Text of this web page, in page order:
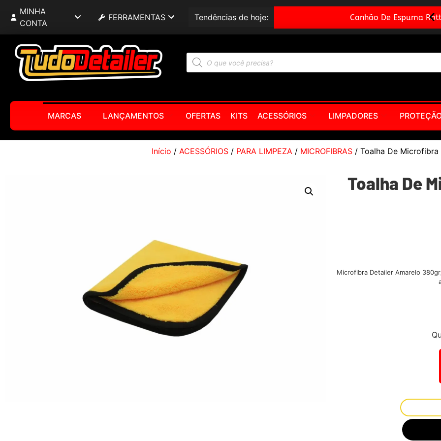
MINHA
CONTA
FERRAMENTAS Tendências de hoje: Canhão De Espuma Rotta – Engate Rápido
MARCAS LANÇAMENTOS OFERTAS KITS ACESSÓRIOS LIMPADORES
Início / ACESSÓRIOS/ PARA LIMPEZA / MICROFIBRAS/ Toalha De
Toalha De
Microfibra Detailer Amarelo